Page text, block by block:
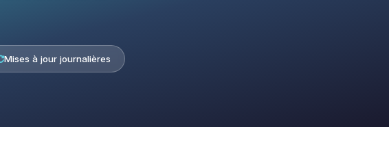
Mises à jour journalières